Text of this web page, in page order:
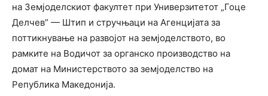
на Земјоделскиот факултет при Универзитетот „Гоце
Делчев” — Штип и стручњаци на Агенцијата за
поттикнување на развојот на земјоделството, во
рамките на Водичот за органско производство на
домат на Министерството за земјоделство на
Република Македонија.